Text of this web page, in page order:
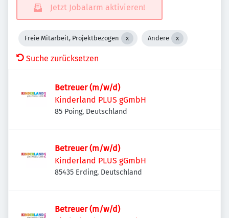
Jetzt Jobalarm aktivieren!
Freie Mitarbeit, Projektbezogen Andere
Suche zurücksetzen
Betreuer (m/w/d)
Kinderland PLUS gGmbH
85 Poing, Deutschland
Betreuer (m/w/d)
Kinderland PLUS gGmbH
85435 Erding, Deutschland
Betreuer (m/w/d)